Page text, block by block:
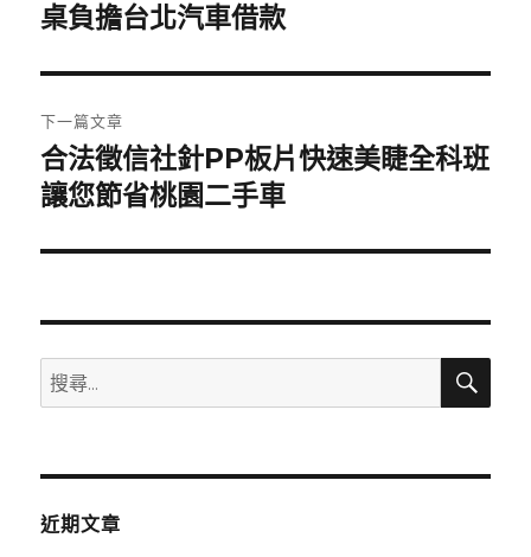
導
覽
一
文
章:
桌負擔台北汽車借款
下一篇文章
下
一
文
合法徵信社針PP板片快速美睫全科班
讓您節省桃園二手車
搜
尋
鍵
搜
近期文章